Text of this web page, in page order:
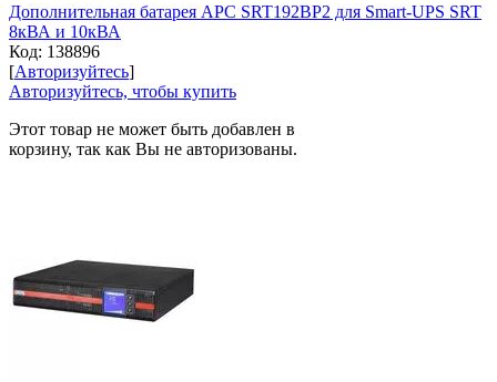
Дополнительная батарея APC SRT192BP2 для Smart-UPS SRT
8кВА и 10кВА
Код: 138896
[Авторизуйтесь]
Авторизуйтесь, чтобы купить
Этот товар не может быть добавлен в
корзину, так как Вы не авторизованы.